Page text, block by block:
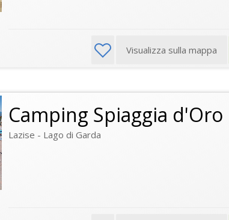
Visualizza sulla mappa
Camping Spiaggia d'Oro
Lazise - Lago di Garda